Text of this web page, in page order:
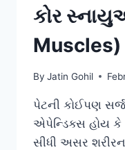
કોર
By Jatin Gohil
પેટની કોઈપણ
એપેન્ડિક્સ હોય કે
સીધી અસર